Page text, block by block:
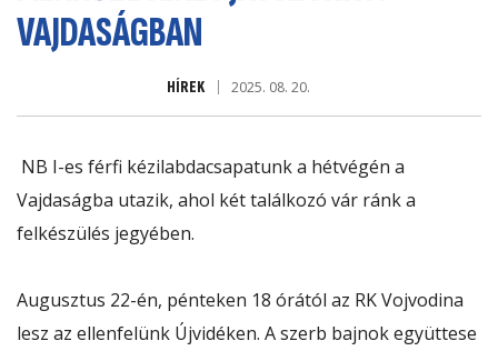
VAJDASÁGBAN
HÍREK 2025. 08. 20.
NB I-es férfi kézilabdacsapatunk a hétvégén a
Vajdaságba utazik, ahol két találkozó vár ránk a
felkészülés jegyében.
Augusztus 22-én, pénteken 18 órától az RK Vojvodina
lesz az ellenfelünk Újvidéken. A szerb bajnok együttese